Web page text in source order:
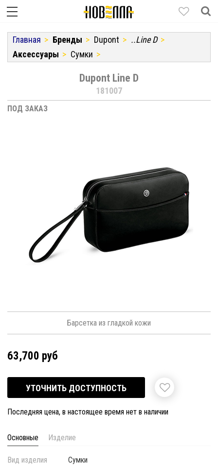
Главная Бренды Dupont
..Line D
Аксессуары
Сумки
Dupont Line D
181007
ПОД ЗАКАЗ
Барсетка из гладкой кожи
63,700 руб
УТОЧНИТЬ ДОСТУПНОСТЬ
Последняя цена, в настоящее время нет в наличии
Основные Изделие
Вид изделия
Сумки